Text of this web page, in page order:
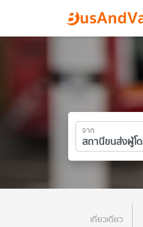
จาก
เที่ยวเดียว